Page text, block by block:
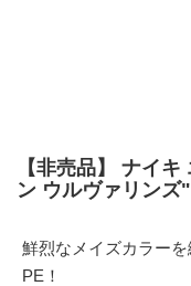
【非売品】 ナイ
ン ウルヴァリンズ
鮮烈なメイズカラー
PE！